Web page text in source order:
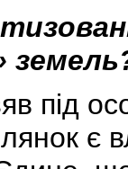
під
є